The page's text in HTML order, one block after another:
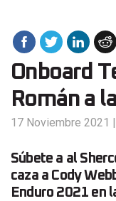
Onboard
Román a
17 Noviembre 2021 |
Súbete a al
caza a Cody
Enduro 2021 en